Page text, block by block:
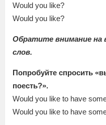
Would you like?
Would you like?
Обратите внимание на
слов.
Попробуйте спросить
поесть?».
Would you like to have
Would you like to have